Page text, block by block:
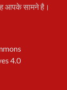
आपके सामने है।
4.0